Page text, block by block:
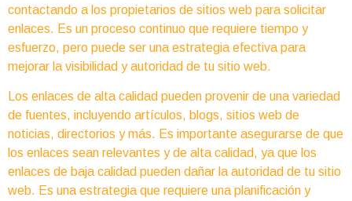
contactando a los propietarios de sitios web para solicitar
enlaces. Es un proceso continuo que requiere tiempo y
esfuerzo, pero puede ser una estrategia efectiva para
mejorar la visibilidad y autoridad de tu sitio web.
Los enlaces de alta calidad pueden provenir de una variedad
de fuentes, incluyendo artículos, blogs, sitios web de
noticias, directorios y más. Es importante asegurarse de que
los enlaces sean relevantes y de alta calidad, ya que los
enlaces de baja calidad pueden dañar la autoridad de tu sitio
web. Es una estrategia que requiere una planificación y